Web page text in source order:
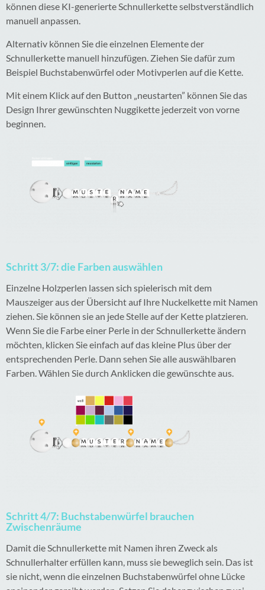
können diese KI-generierte Schnullerkette selbstverständlich
manuell anpassen.
Alternativ können Sie die einzelnen Elemente der
Schnullerkette manuell hinzufügen. Ziehen Sie dafür zum
Beispiel Buchstabenwürfel oder Motivperlen auf die Kette.
Mit einem Klick auf den Button „neustarten” können Sie das
Design Ihrer gewünschten Nuggikette jederzeit von vorne
beginnen.
Schritt 3/7: die Farben auswählen
Einzelne Holzperlen lassen sich spielerisch mit dem
Mauszeiger aus der Übersicht auf Ihre Nuckelkette mit Namen
ziehen. Sie können sie an jede Stelle auf der Kette platzieren.
Wenn Sie die Farbe einer Perle in der Schnullerkette ändern
möchten, klicken Sie einfach auf das kleine Plus über der
entsprechenden Perle. Dann sehen Sie alle auswählbaren
Farben. Wählen Sie durch Anklicken die gewünschte aus.
Schritt 4/7: Buchstabenwürfel brauchen
Zwischenräume
Damit die Schnullerkette mit Namen ihren Zweck als
Schnullerhalter erfüllen kann, muss sie beweglich sein. Das ist
sie nicht, wenn die einzelnen Buchstabenwürfel ohne Lücke